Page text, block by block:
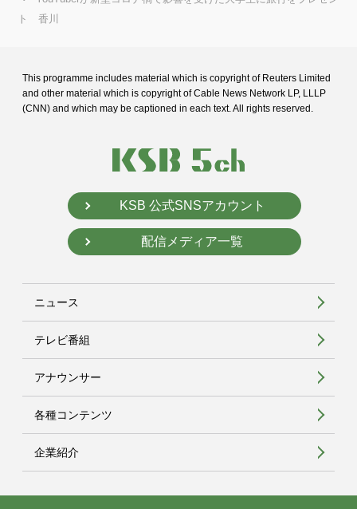
ト 香川
This programme includes material which is copyright of Reuters Limited
and other material which is copyright of Cable News Network LP, LLLP
(CNN) and which may be captioned in each text. All rights reserved.
KSB 公式SNSアカウント
配信メディア一覧
ニュース
テレビ番組
アナウンサー
各種コンテンツ
企業紹介